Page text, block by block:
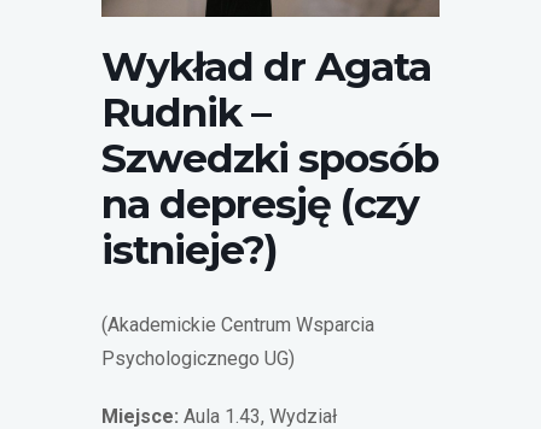
Wykład dr Agata
Rudnik –
Szwedzki sposób
na depresję (czy
istnieje?)
(Akademickie Centrum Wsparcia
Psychologicznego UG)
Miejsce: Aula 1.43, Wydział